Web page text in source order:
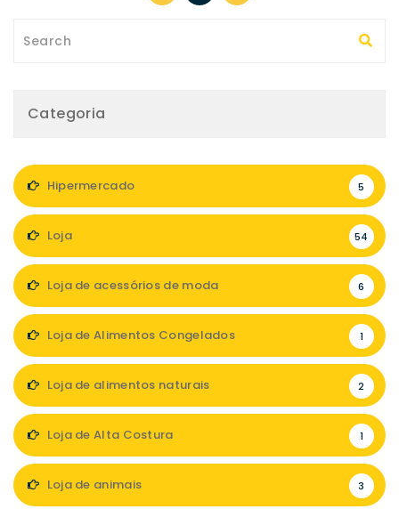
Categoria
Hipermercado 5
Loja 54
Loja de acessórios de moda 6
Loja de Alimentos Congelados 1
Loja de alimentos naturais 2
Loja de Alta Costura 1
Loja de animais 3